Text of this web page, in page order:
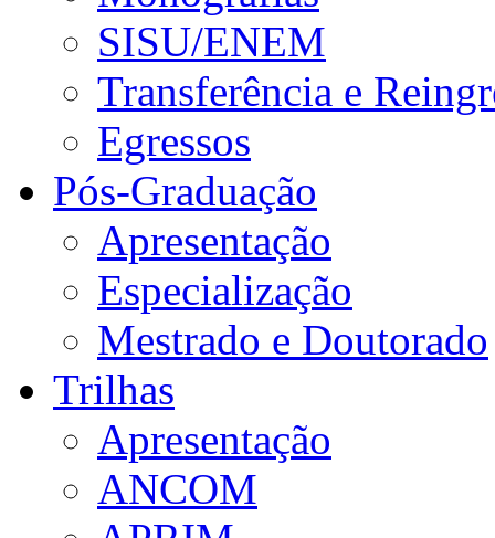
SISU/ENEM
Transferência e
Egressos
Pós-Graduação
Apresentação
Especialização
Mestrado e Doutorado
Trilhas
Apresentação
ANCOM